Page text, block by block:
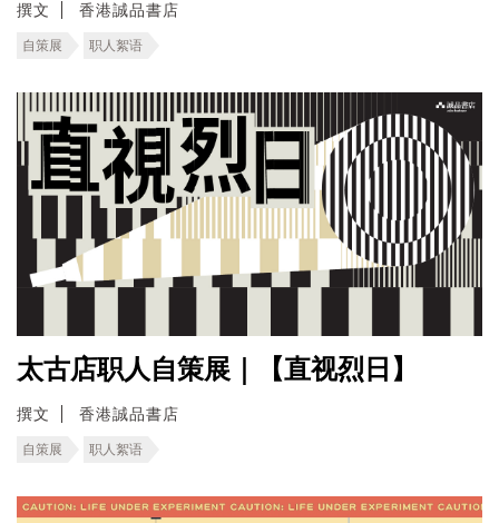
撰文 香港誠品書店
自策展 职人絮语
太古店职人自策展｜【直视烈日】
撰文 香港誠品書店
自策展 职人絮语